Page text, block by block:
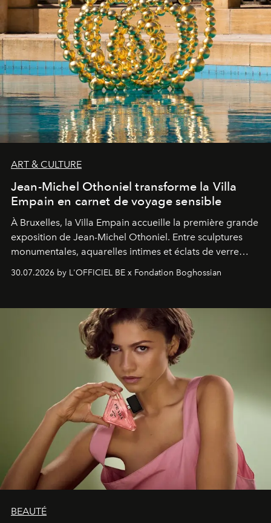
ART & CULTURE
Jean-Michel Othoniel transforme la Villa
Empain en carnet de voyage sensible
À Bruxelles, la Villa Empain accueille la première grande
exposition de Jean-Michel Othoniel. Entre sculptures
monumentales, aquarelles intimes et éclats de verre
émotionnel où chaque œuvre devient le souvenir
émerveillement.
30.07.2026 by L'OFFICIEL BE x Fondation Boghossian
BEAUTÉ